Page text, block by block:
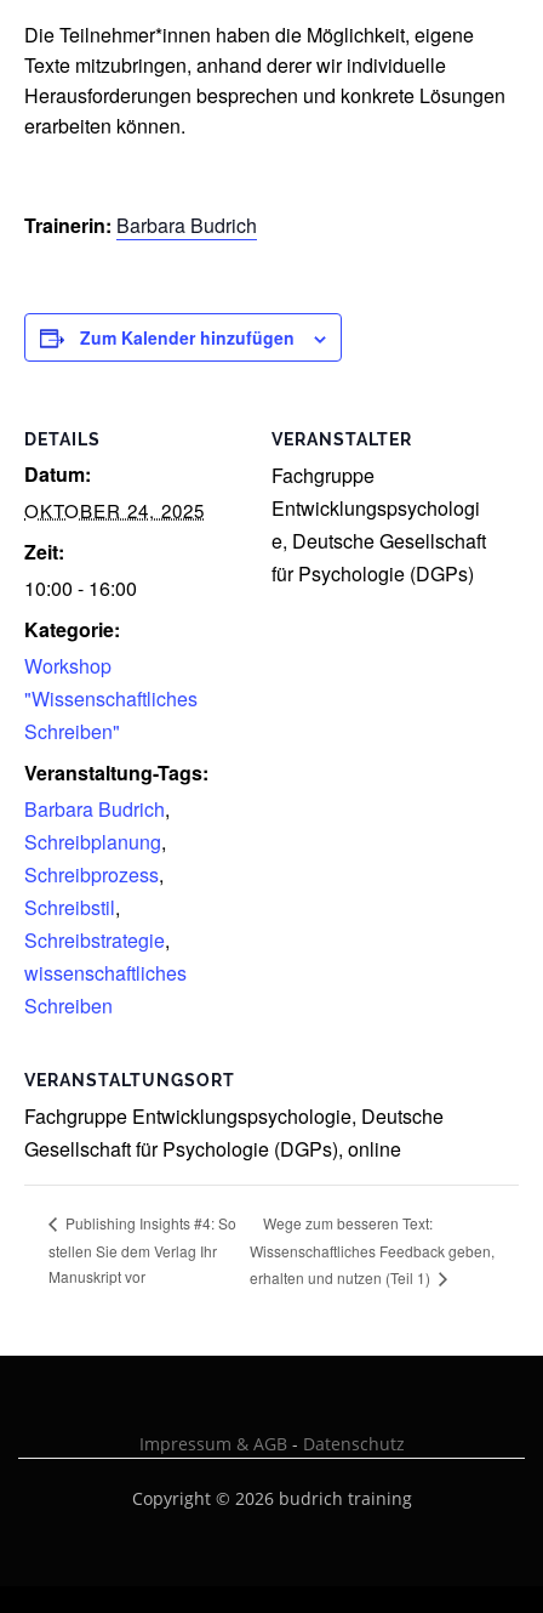
Die Teilnehmer*innen haben die Möglichkeit, eigene
Texte mitzubringen, anhand derer wir individuelle
Herausforderungen besprechen und konkrete Lösungen
erarbeiten können.
Trainerin: Barbara Budrich
Zum Kalender hinzufügen
DETAILS
Datum:
OKTOBER 24, 2025
Zeit:
10:00 - 16:00
Kategorie:
Workshop
"Wissenschaftliches
Schreiben"
Veranstaltung-Tags:
Barbara Budrich,
Schreibplanung,
Schreibprozess,
Schreibstil,
Schreibstrategie,
wissenschaftliches
Schreiben
VERANSTALTER
Fachgruppe
Entwicklungspsychologi
e, Deutsche Gesellschaft
für Psychologie (DGPs)
VERANSTALTUNGSORT
Fachgruppe Entwicklungspsychologie, Deutsche
Gesellschaft für Psychologie (DGPs), online
Publishing Insights #4: So
stellen Sie dem Verlag Ihr
Manuskript vor
Wege zum besseren Text:
Wissenschaftliches Feedback geben,
erhalten und nutzen (Teil 1)
Impressum & AGB- Datenschutz
Copyright © 2026 budrich training